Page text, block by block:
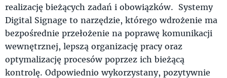
realizację bieżących zadań i obowiązków. Systemy
Digital Signage to narzędzie, którego wdrożenie ma
bezpośrednie przełożenie na poprawę komunikacji
wewnętrznej, lepszą organizację pracy oraz
optymalizację procesów poprzez ich bieżącą
kontrolę. Odpowiednio wykorzystany, pozytywnie